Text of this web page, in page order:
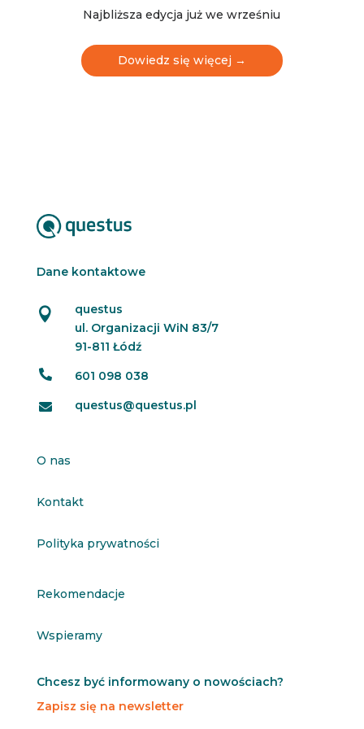
e
s
l
e
Najbliższa edycja już we wrześniu
Dowiedz się więcej →
Dane kontaktowe

questus
ul. Organizacji WiN 83/7
91-811 Łódź
 601 098 038
 questus@questus.pl
O nas
Kontakt
Polityka prywatności
Rekomendacje
Wspieramy
Chcesz być informowany o nowościach?
Zapisz się na newsletter